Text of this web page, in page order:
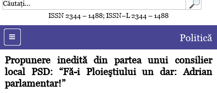
ISSN 2344 – 1488; ISSN–L 2344 – 1488
Politică
Propunere inedită din partea unui consilier
local PSD: “Fă-i Ploieştiului un dar: Adrian
parlamentar!”